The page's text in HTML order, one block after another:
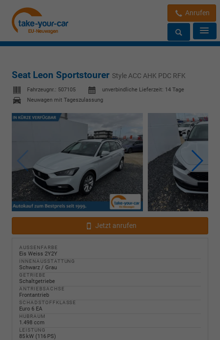
Anrufen
Seat Leon Sportstourer Style ACC AHK PDC RFK
Fahrzeugnr.: 507105 unverbindliche Lieferzeit: 14 Tage
Neuwagen mit Tageszulassung
Jetzt anrufen
AUSSENFARBE
Eis Weiss 2Y2Y
INNENAUSSTATTUNG
Schwarz / Grau
GETRIEBE
Schaltgetriebe
ANTRIEBSACHSE
Frontantrieb
SCHADSTOFFKLASSE
Euro 6 EA
HUBRAUM
1.498 ccm
LEISTUNG
85 kW (116 PS)